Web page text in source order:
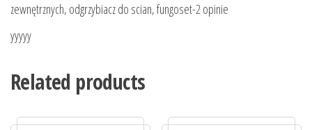
zewnętrznych, odgrzybiacz do scian, fungoset-2 opinie
yyyyy
Related products